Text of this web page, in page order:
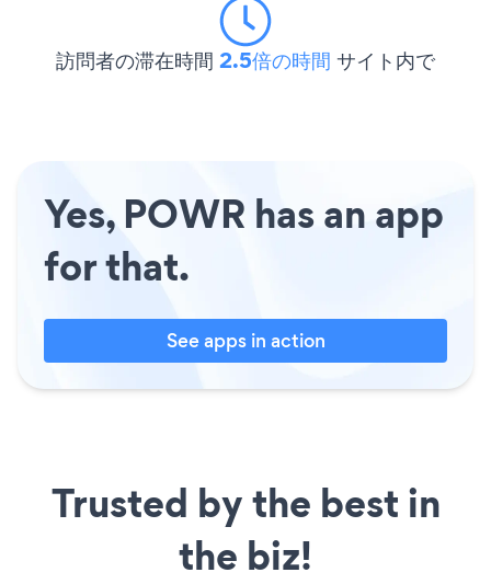
訪問者の滞在時間 2.5倍の時間 サイト内で
Yes, POWR has an app
for that.
See apps in action
Trusted by the best in
the biz!